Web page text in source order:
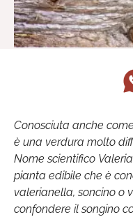
Conosciuta anche
è una verdura molto
Nome scientifico
pianta edibile che è
valerianella, soncino o
confondere il songino